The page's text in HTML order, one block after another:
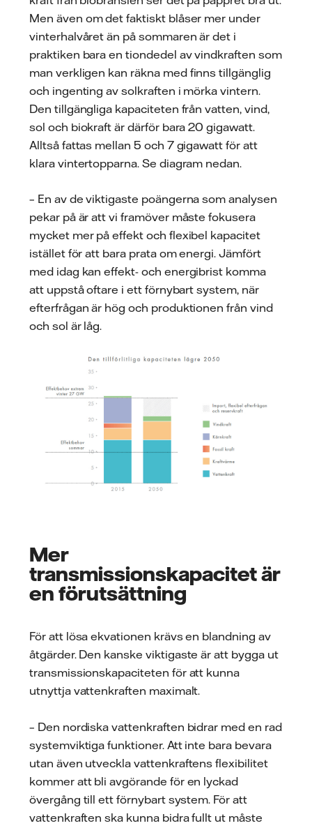
Men även om det faktiskt blåser mer under
vinterhalvåret än på sommaren är det i
praktiken bara en tiondedel av vindkraften som
man verkligen kan räkna med finns tillgänglig
och ingenting av solkraften i mörka vintern.
Den tillgängliga kapaciteten från vatten, vind,
sol och biokraft är därför bara 20 gigawatt.
Alltså fattas mellan 5 och 7 gigawatt för att
klara vintertopparna. Se diagram nedan.
– En av de viktigaste poängerna som analysen
pekar på är att vi framöver måste fokusera
mycket mer på effekt och flexibel kapacitet
istället för att bara prata om energi. Jämfört
med idag kan effekt- och energibrist komma
att uppstå oftare i ett förnybart system, när
efterfrågan är hög och produktionen från vind
och sol är låg.
Mer
transmissionskapacitet är
en förutsättning
För att lösa ekvationen krävs en blandning av
åtgärder. Den kanske viktigaste är att bygga ut
transmissionskapaciteten för att kunna
utnyttja vattenkraften maximalt.
– Den nordiska vattenkraften bidrar med en rad
systemviktiga funktioner. Att inte bara bevara
utan även utveckla vattenkraftens flexibilitet
kommer att bli avgörande för en lyckad
övergång till ett förnybart ­system. För att
vattenkraften ska kunna bidra fullt ut måste